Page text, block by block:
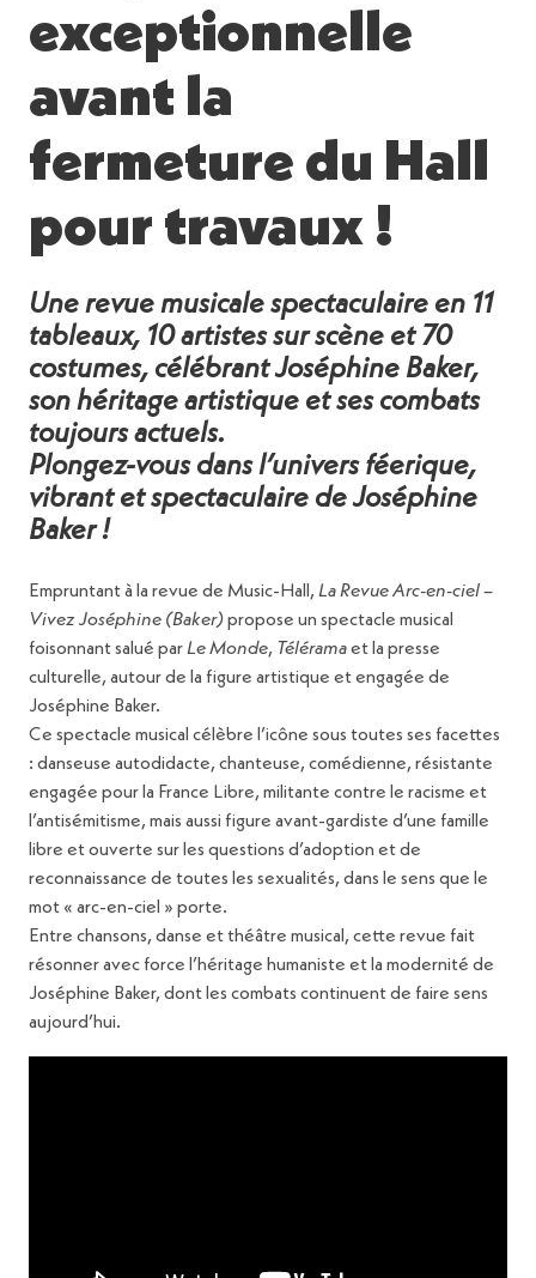
exceptionnelle
avant la
fermeture du Hall
pour travaux !
Une revue musicale spectaculaire en 11
tableaux, 10 artistes sur scène et 70
costumes, célébrant Joséphine Baker,
son héritage artistique et ses combats
toujours actuels.
Plongez-vous dans l’univers féerique,
vibrant et spectaculaire de Joséphine
Baker !
Empruntant à la revue de Music-Hall, La Revue Arc-en-ciel –
Vivez Joséphine (Baker)propose un spectacle musical
foisonnant salué parLe Monde, Téléramaet la presse
culturelle, autour de la figure artistique et engagée de
Joséphine Baker.
Ce spectacle musical célèbre l’icône sous toutes ses facettes
: danseuse autodidacte, chanteuse, comédienne, résistante
engagée pour la France Libre, militante contre le racisme et
l’antisémitisme, mais aussi figure avant-gardiste d’une famille
libre et ouverte sur les questions d’adoption et de
reconnaissance de toutes les sexualités, dans le sens que le
mot « arc-en-ciel » porte.
Entre chansons, danse et théâtre musical, cette revue fait
résonner avec force l’héritage humaniste et la modernité de
Joséphine Baker, dont les combats continuent de faire sens
aujourd’hui.